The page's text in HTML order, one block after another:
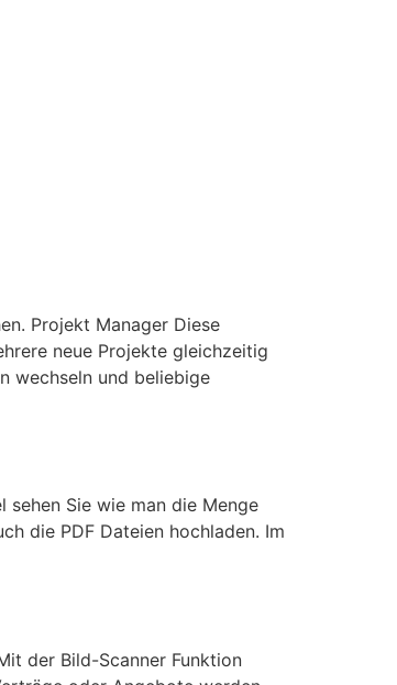
Projekt Manager Diese
neue Projekte gleichzeitig
wechseln und beliebige
sehen Sie wie man die Menge
die PDF Dateien hochladen. Im
der Bild-Scanner Funktion